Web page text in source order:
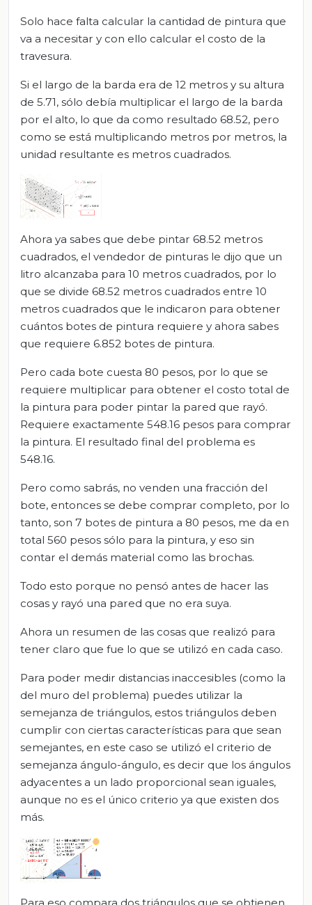
Solo hace falta calcular la cantidad de pintura que
va a necesitar y con ello calcular el costo de la
travesura.
Si el largo de la barda era de 12 metros y su altura
de 5.71, sólo debía multiplicar el largo de la barda
por el alto, lo que da como resultado 68.52, pero
como se está multiplicando metros por metros, la
unidad resultante es metros cuadrados.
Ahora ya sabes que debe pintar 68.52 metros
cuadrados, el vendedor de pinturas le dijo que un
litro alcanzaba para 10 metros cuadrados, por lo
que se divide 68.52 metros cuadrados entre 10
metros cuadrados que le indicaron para obtener
cuántos botes de pintura requiere y ahora sabes
que requiere 6.852 botes de pintura.
Pero cada bote cuesta 80 pesos, por lo que se
requiere multiplicar para obtener el costo total de
la pintura para poder pintar la pared que rayó.
Requiere exactamente 548.16 pesos para comprar
la pintura. El resultado final del problema es
548.16.
Pero como sabrás, no venden una fracción del
bote, entonces se debe comprar completo, por lo
tanto, son 7 botes de pintura a 80 pesos, me da en
total 560 pesos sólo para la pintura, y eso sin
contar el demás material como las brochas.
Todo esto porque no pensó antes de hacer las
cosas y rayó una pared que no era suya.
Ahora un resumen de las cosas que realizó para
tener claro que fue lo que se utilizó en cada caso.
Para poder medir distancias inaccesibles (como la
del muro del problema) puedes utilizar la
semejanza de triángulos, estos triángulos deben
cumplir con ciertas características para que sean
semejantes, en este caso se utilizó el criterio de
semejanza ángulo-ángulo, es decir que los ángulos
adyacentes a un lado proporcional sean iguales,
aunque no es el único criterio ya que existen dos
más.
Para eso compara dos triángulos que se obtienen